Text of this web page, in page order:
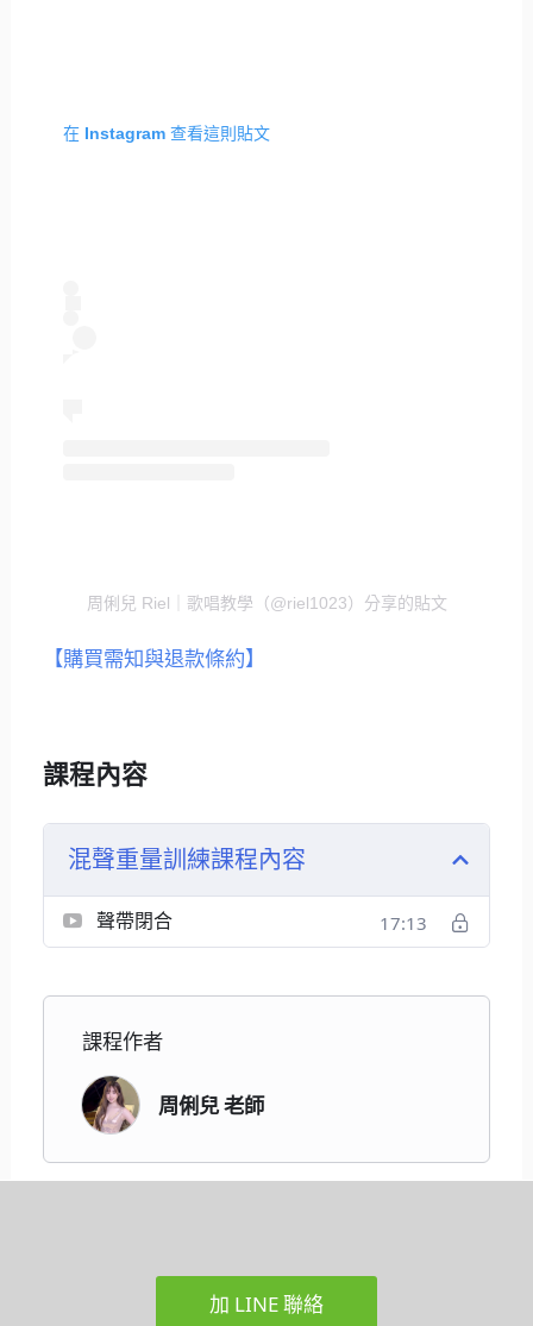
在 Instagram 查看這則貼文
周俐兒 Riel｜歌唱教學（@riel1023）分享的貼文
【購買需知與退款條約】
課程內容
混聲重量訓練課程內容
聲帶閉合 17:13
課程作者
周俐兒 老師
加 LINE 聯絡